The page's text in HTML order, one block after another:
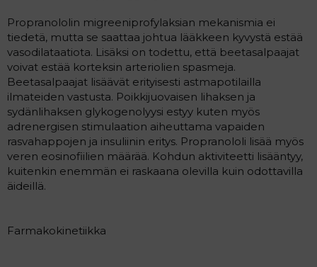
Propranololin migreeniprofylaksian mekanismia ei
tiedetä, mutta se saattaa johtua lääkkeen kyvystä estää
vasodilataatiota. Lisäksi on todettu, että beetasalpaajat
voivat estää korteksin arteriolien spasmeja.
Beetasalpaajat lisäävät erityisesti astmapotilailla
ilmateiden vastusta. Poikkijuovaisen lihaksen ja
sydänlihaksen glykogenolyysi estyy kuten myös
adrenergisen stimulaation aiheuttama vapaiden
rasvahappojen ja insuliinin eritys. Propranololi lisää myös
veren eosinofiilien määrää. Kohdun aktiviteetti lisääntyy,
kuitenkin enemmän ei raskaana olevilla kuin odottavilla
äideillä.
Farmakokinetiikka